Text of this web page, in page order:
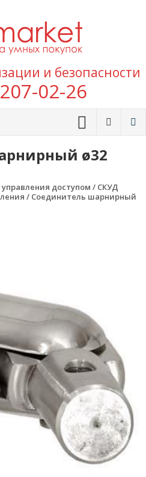
покупок
и безопасности
02-26
ø32
доступом / СКУД
/ Соединитель шарнирный